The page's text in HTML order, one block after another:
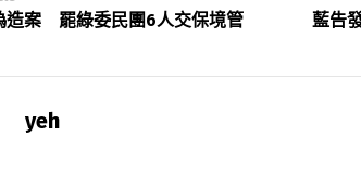
造案 罷綠委民團6人交保境管 藍告
yeh